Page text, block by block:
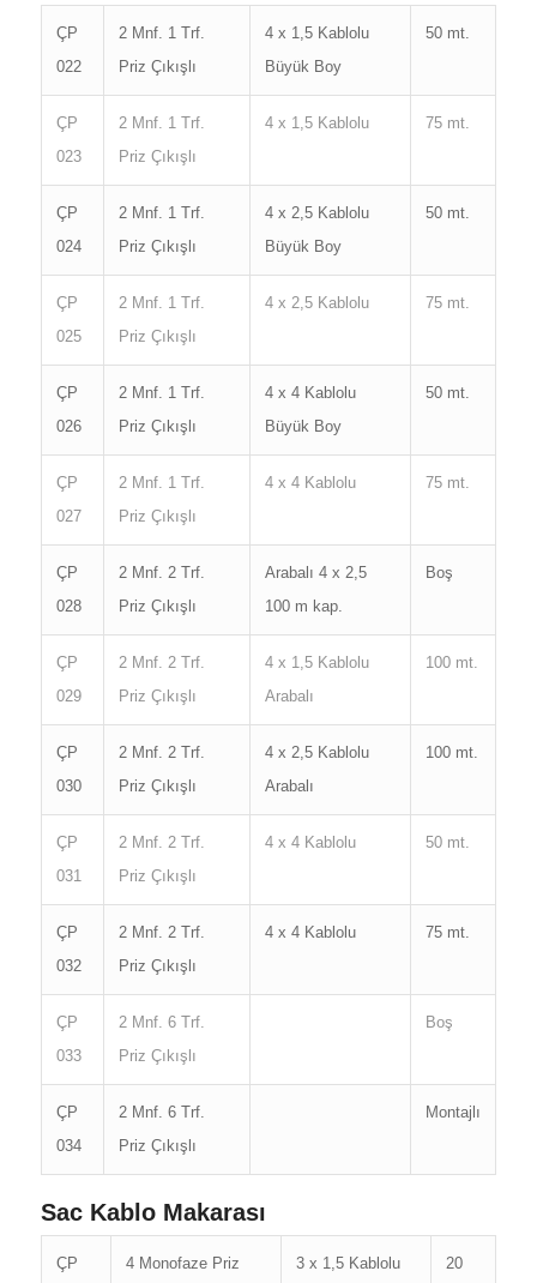
ÇP
022
2 Mnf. 1 Trf.
Priz Çıkışlı
4 x 1,5 Kablolu
Büyük Boy
50 mt.
ÇP
023
2 Mnf. 1 Trf.
Priz Çıkışlı
4 x 1,5 Kablolu 75 mt.
ÇP
024
2 Mnf. 1 Trf.
Priz Çıkışlı
4 x 2,5 Kablolu
Büyük Boy
50 mt.
ÇP
025
2 Mnf. 1 Trf.
Priz Çıkışlı
4 x 2,5 Kablolu 75 mt.
ÇP
026
2 Mnf. 1 Trf.
Priz Çıkışlı
4 x 4 Kablolu
Büyük Boy
50 mt.
ÇP
027
2 Mnf. 1 Trf.
Priz Çıkışlı
4 x 4 Kablolu 75 mt.
ÇP
028
2 Mnf. 2 Trf.
Priz Çıkışlı
Arabalı 4 x 2,5
100 m kap.
Boş
ÇP
029
2 Mnf. 2 Trf.
Priz Çıkışlı
4 x 1,5 Kablolu
Arabalı
100 mt.
ÇP
030
2 Mnf. 2 Trf.
Priz Çıkışlı
4 x 2,5 Kablolu
Arabalı
100 mt.
ÇP
031
2 Mnf. 2 Trf.
Priz Çıkışlı
4 x 4 Kablolu 50 mt.
ÇP
032
2 Mnf. 2 Trf.
Priz Çıkışlı
4 x 4 Kablolu 75 mt.
ÇP
033
2 Mnf. 6 Trf.
Priz Çıkışlı
Boş
ÇP
034
2 Mnf. 6 Trf.
Priz Çıkışlı
Montajlı
Sac Kablo Makarası
ÇP
4 Monofaze Priz
3 x 1,5 Kablolu
20